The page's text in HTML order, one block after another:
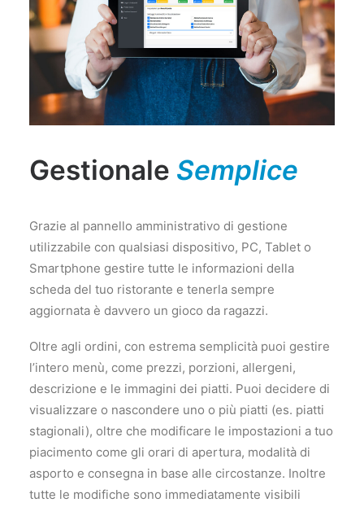
Gestionale Semplice
Grazie al pannello amministrativo di gestione
utilizzabile con qualsiasi dispositivo, PC, Tablet o
Smartphone gestire tutte le informazioni della
scheda del tuo ristorante e tenerla sempre
aggiornata è davvero un gioco da ragazzi.
Oltre agli ordini, con estrema semplicità puoi gestire
l’intero menù, come prezzi, porzioni, allergeni,
descrizione e le immagini dei piatti. Puoi decidere di
visualizzare o nascondere uno o più piatti (es. piatti
stagionali), oltre che modificare le impostazioni a tuo
piacimento come gli orari di apertura, modalità di
asporto e consegna in base alle circostanze. Inoltre
tutte le modifiche sono immediatamente visibili